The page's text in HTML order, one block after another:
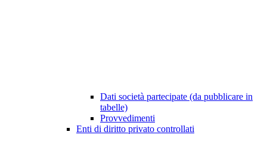
Dati società partecipate (da pubblicare in
tabelle)
Provvedimenti
Enti di diritto privato controllati